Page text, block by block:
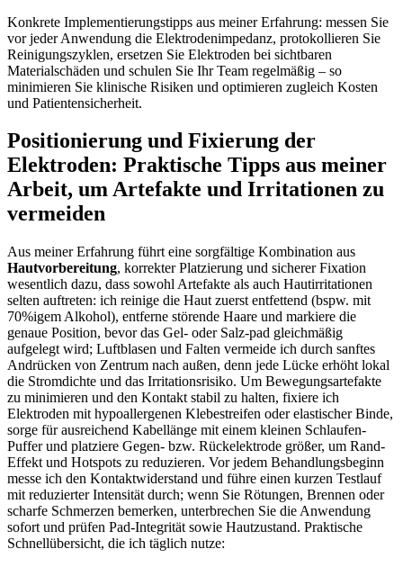
Konkrete⁤ Implementierungstipps⁣ aus meiner Erfahrung: messen Sie
vor jeder​ Anwendung die Elektrodenimpedanz, protokollieren‌ Sie
⁣Reinigungszyklen, ersetzen Sie ⁢Elektroden⁣ bei sichtbaren⁢
Materialschäden und schulen ⁤Sie Ihr Team regelmäßig – so
⁢minimieren Sie klinische Risiken und ‍optimieren zugleich Kosten⁢
und Patientensicherheit.
Positionierung ⁤und Fixierung der​
Elektroden: Praktische ⁣Tipps⁢ aus ⁤meiner‍
Arbeit, ⁤um‌ Artefakte und Irritationen zu
⁢vermeiden
Aus meiner Erfahrung führt eine‌ sorgfältige‌ Kombination aus
Hautvorbereitung, korrekter Platzierung ​und sicherer ⁣Fixation
wesentlich dazu, dass sowohl Artefakte als auch Hautirritationen
selten auftreten:⁢ ich reinige die ‍Haut⁣ zuerst entfettend (bspw. mit⁣
70%igem Alkohol), entferne störende Haare und ​markiere die
genaue Position, bevor⁢ das‌ Gel- ​oder Salz-pad gleichmäßig
aufgelegt wird; Luftblasen und Falten vermeide ich durch ⁢sanftes‌
Andrücken⁢ von Zentrum⁢ nach außen, denn⁤ jede ⁤Lücke ⁤erhöht lokal
die Stromdichte und das Irritationsrisiko. Um Bewegungsartefakte
zu minimieren​ und den Kontakt⁢ stabil‌ zu halten, fixiere ich
Elektroden‍ mit hypoallergenen Klebestreifen oder⁣ elastischer Binde,​
sorge für ausreichend⁤ Kabellänge mit ‌einem⁢ kleinen Schlaufen-
Puffer und platziere Gegen- bzw.‍ Rückelektrode größer, um Rand-
Effekt⁢ und Hotspots zu reduzieren. Vor jedem ‌Behandlungsbeginn ​
messe ich den Kontaktwiderstand und führe ⁢einen⁢ kurzen Testlauf⁣
mit reduzierter Intensität durch; wenn⁢ Sie Rötungen,‌ Brennen oder
scharfe Schmerzen bemerken, unterbrechen Sie die Anwendung
‌sofort und prüfen Pad-Integrität sowie Hautzustand. Praktische
Schnellübersicht,⁤ die ich⁣ täglich nutze: